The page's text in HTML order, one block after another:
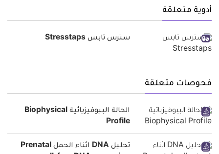
أدوية متعلقة
سترس تابس Stresstaps
فحوصات متعلقة
الحالة البيوفيزيائية Biophysical
Profile
تحليل DNA اثناء الحمل Prenatal